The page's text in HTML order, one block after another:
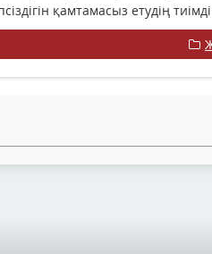
қамтамасыз етудің